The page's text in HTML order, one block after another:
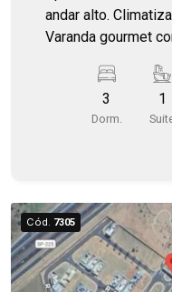
andar alto. Climatizado e repleto de armários.
Varanda gourmet
3
Dorm.
1
Cód. 7305